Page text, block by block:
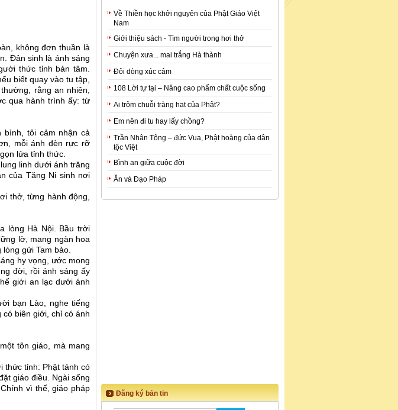
không đơn thuần là
Đản sinh là ánh sáng
thức tỉnh bản tâm.
biết quay vào tu tập,
rằng an nhiên,
qua hành trình ấy: từ
bình, tôi cảm nhận cả
mỗi ánh đèn rực rỡ
lửa tỉnh thức.
linh dưới ánh trăng
của Tăng Ni sinh nơi
thở, từng hành động,
lòng Hà Nội. Bầu trời
lờ, mang ngàn hoa
gửi Tam bảo.
hy vọng, ước mong
đời, rồi ánh sáng ấy
giới an lạc dưới ánh
bạn Lào, nghe tiếng
biên giới, chỉ có ánh
tôn giáo, mà mang
thức tỉnh: Phật tánh có
giáo điều. Ngài sống
vì thế, giáo pháp
Về Thiền học khởi nguyên của Phật Giáo Việt
Nam
Giới thiệu sách - Tìm người trong hơi thở
Chuyện xưa... mai trắng Hà thành
Đôi dòng xúc cảm
108 Lời tự tại – Nâng cao phẩm chất cuộc sống
Ai trộm chuỗi tràng hạt của Phật?
Em nên đi tu hay lấy chồng?
Trần Nhân Tông – đức Vua, Phật hoàng của dân
tộc Việt
Bình an giữa cuộc đời
Ăn và Đạo Pháp
Đăng ký bản tin